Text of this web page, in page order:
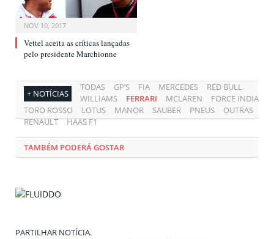
NOV 10, 2017
Vettel aceita as críticas lançadas
pelo presidente Marchionne
+ NOTÍCIAS
TODAS GP’S FIA MERCEDES
RED BULL
WILLIAMS
FERRARI MCLAREN
FORCE INDIA
TORO ROSSO
LOTUS MANOR SAUBER PNEUS
OUTRAS
RENAULT
HAAS F1
TAMBÉM PODERÁ GOSTAR
PARTILHAR NOTÍCIA.